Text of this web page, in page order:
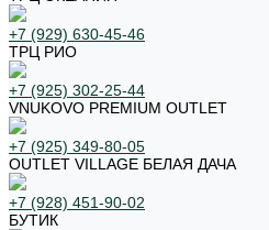
+7 (929) 630-45-46
ТРЦ РИО
+7 (925) 302-25-44
VNUKOVO PREMIUM OUTLET
+7 (925) 349-80-05
OUTLET VILLAGE БЕЛАЯ ДАЧА
+7 (928) 451-90-02
БУТИК